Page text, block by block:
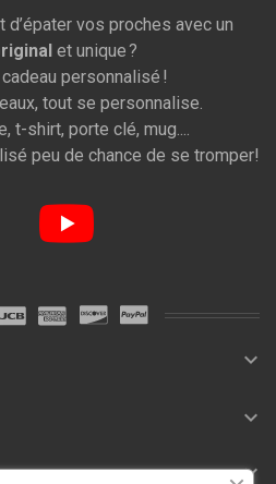
vos proches avec un
et unique ?
personnalisé !
tout se personnalise.
t-shirt, porte clé, mug....
peu de chance de se tromper!
expand_more
expand_more
expand_more